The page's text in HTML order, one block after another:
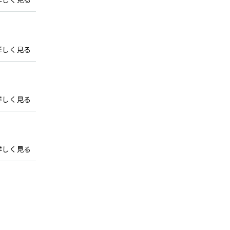
しく見る
しく見る
しく見る